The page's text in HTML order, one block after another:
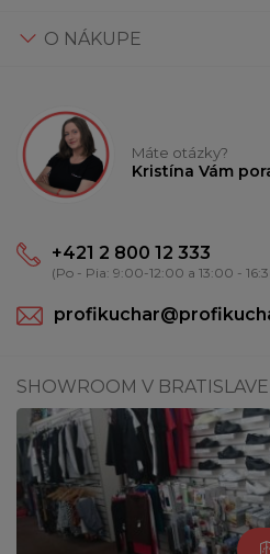
O NÁKUPE
Máte otázky?
Kristína Vám
+421 2 800 12 333
(Po - Pia: 9:00-12:00 a 13:00 -
SHOWROOM V BRATISLAVE